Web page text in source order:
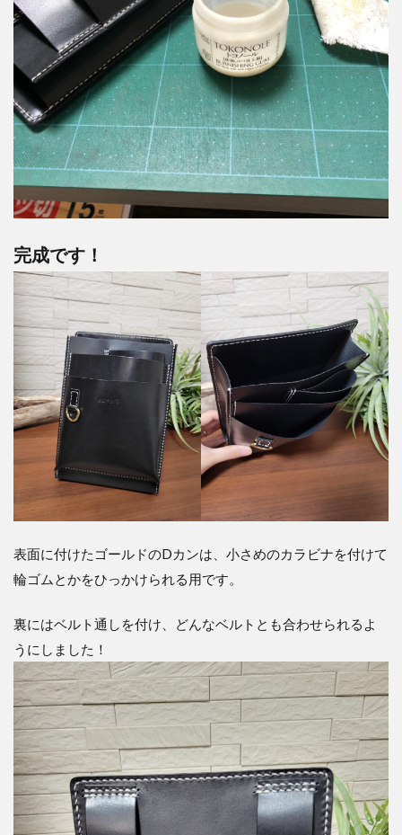
完成です！
表面に付けたゴールドのDカンは、小さめのカラビナを付けて
輪ゴムとかをひっかけられる用です。
裏にはベルト通しを付け、どんなベルトとも合わせられるよ
うにしました！